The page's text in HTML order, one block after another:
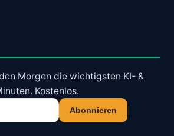
Morgen die wichtigsten KI- &
Kostenlos.
Abonnieren